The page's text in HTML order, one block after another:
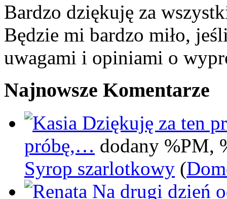
Bardzo dziękuję za
Będzie mi bardzo miło,
uwagami i opiniami o
Najnowsze Komentarze
Dziękuję za ten
próbę,… dodany %PM,
Syrop szarlotkowy (
Na drugi dzień